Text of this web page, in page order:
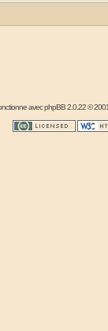
avecphpBB2.0.22 ©